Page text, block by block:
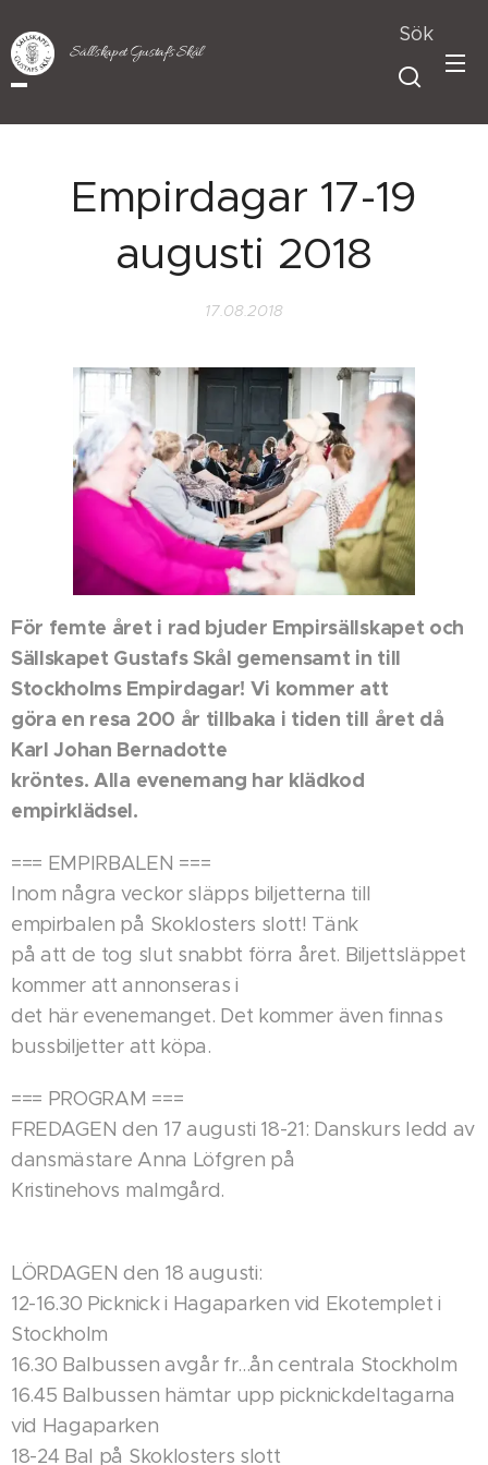
Sällskapet Gustafs Skål
Sök
Empirdagar 17-19
augusti 2018
17.08.2018
För femte året i rad bjuder Empirsällskapet och
Sällskapet Gustafs Skål gemensamt in till
Stockholms Empirdagar! Vi kommer att
göra en resa 200 år tillbaka i tiden till året då
Karl Johan Bernadotte
kröntes. Alla evenemang har klädkod
empirklädsel.
=== EMPIRBALEN ===
Inom några veckor släpps biljetterna till
empirbalen på Skoklosters slott! Tänk
på att de tog slut snabbt förra året. Biljettsläppet
kommer att annonseras i
det här evenemanget. Det kommer även finnas
bussbiljetter att köpa.
=== PROGRAM ===
FREDAGEN den 17 augusti 18-21: Danskurs ledd av
dansmästare Anna Löfgren på
Kristinehovs malmgård.
LÖRDAGEN den 18 augusti:
12-16.30 Picknick i Hagaparken vid Ekotemplet i
Stockholm
16.30 Balbussen avgår fr...ån centrala Stockholm
16.45 Balbussen hämtar upp picknickdeltagarna
vid Hagaparken
18-24 Bal på Skoklosters slott